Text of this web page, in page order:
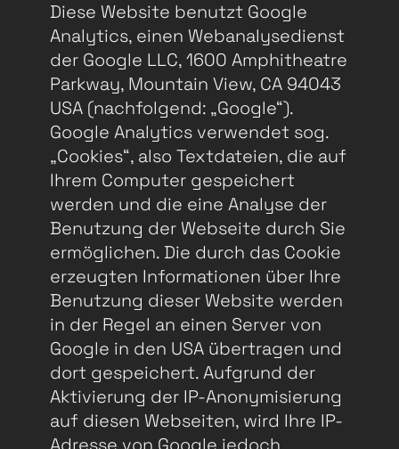
Diese Website benutzt Google
Analytics, einen Webanalysedienst
der Google LLC, 1600 Amphitheatre
Parkway, Mountain View, CA 94043
USA (nachfolgend: „Google“).
Google Analytics verwendet sog.
„Cookies“, also Textdateien, die auf
Ihrem Computer gespeichert
werden und die eine Analyse der
Benutzung der Webseite durch Sie
ermöglichen. Die durch das Cookie
erzeugten Informationen über Ihre
Benutzung dieser Website werden
in der Regel an einen Server von
Google in den USA übertragen und
dort gespeichert. Aufgrund der
Aktivierung der IP-Anonymisierung
auf diesen Webseiten, wird Ihre IP-